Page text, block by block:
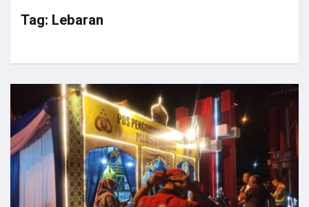
Tag: Lebaran